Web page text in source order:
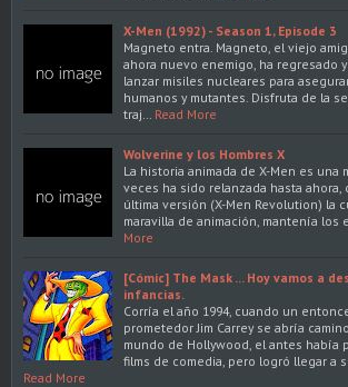
X-Men (1992) - Season 1, Episode 3
Magneto entra. Magneto, el viejo
ahora nuevo enemigo, ha regresado
lanzar misiles nucleares para
humanos y mutantes. Disfruta de la
traj…
Read More
Wolverine y los Hombres X
La historia animada de X-Men es una
veces ha sido relanzada hasta ahora,
última versión (X-Men Revolution) la
maravilla de animación, mantenía los
More
[Cómic] The Mask ... Hoy vamos a
infancias.
Corría el año 1994, cuando un
prometedor Jim Carrey se abría
mundo de Hollywood, el antes había
films de comedia, pero logró llegar a
Read More